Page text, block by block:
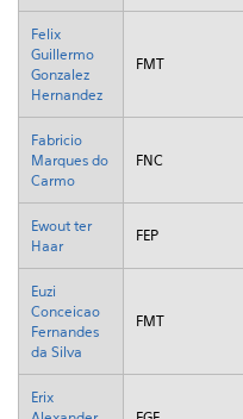
Felix
Guillermo
Gonzalez
Hernandez
FMT
Fabricio
Marques do
Carmo
FNC
Ewout ter
Haar
FEP
Euzi
Conceicao
Fernandes
da Silva
FMT
Erix